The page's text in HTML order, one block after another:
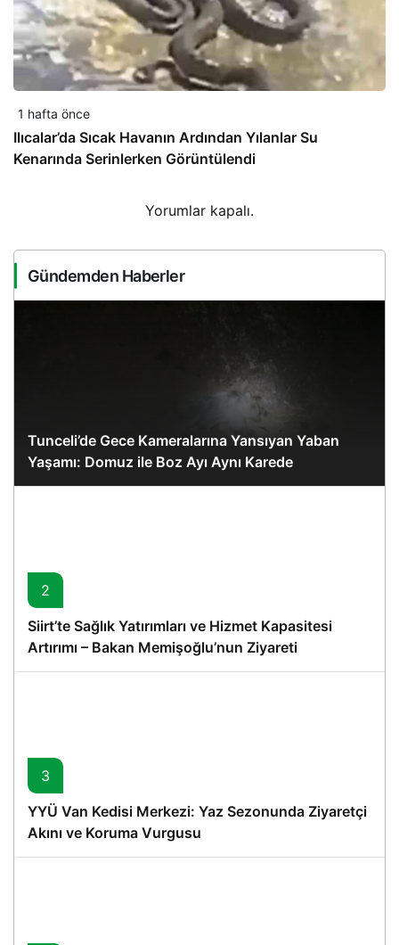
1 hafta önce
Ilıcalar’da Sıcak Havanın Ardından Yılanlar Su
Kenarında Serinlerken Görüntülendi
Yorumlar kapalı.
Gündemden Haberler
Tunceli’de Gece Kameralarına Yansıyan Yaban
Yaşamı: Domuz ile Boz Ayı Aynı Karede
2
Siirt’te Sağlık Yatırımları ve Hizmet Kapasitesi
Artırımı – Bakan Memişoğlu’nun Ziyareti
3
YYÜ Van Kedisi Merkezi: Yaz Sezonunda Ziyaretçi
Akını ve Koruma Vurgusu